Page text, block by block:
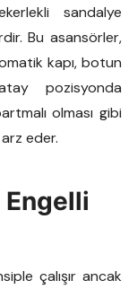
sandalye
Bu asansörler,
kapı, botun
pozisyonda
olması gibi
eder.
çalışır ancak